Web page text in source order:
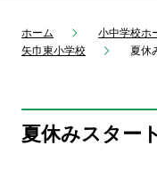
ホーム 小中学校ホ
矢巾東小学校
夏休
夏休みスター